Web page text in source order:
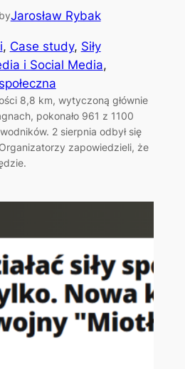
Jarosław Rybak
, Case study, Siły
i Social Media
8,8 km, wytyczoną głównie
pokonało 961 z 1100
2 sierpnia odbył się
zapowiedzieli, że